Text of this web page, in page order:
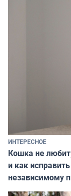
ИНТЕРЕСНОЕ
Кошка не
и как
независимому